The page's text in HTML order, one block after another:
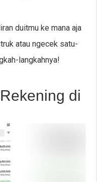
duitmu ke mana aja
atau ngecek satu-
langkahnya!
di